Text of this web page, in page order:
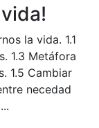
la vida. 1.1
1.3 Metáfora
1.5 Cambiar
necedad